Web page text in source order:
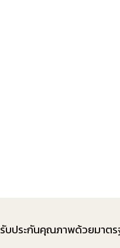
รับประกันคุณภาพด้วยมาตร